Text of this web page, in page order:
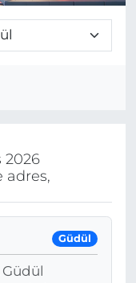
adres,
Güdül
Güdül